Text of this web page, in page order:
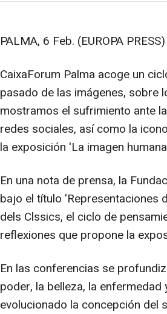
PALMA, 6 Feb. (EUROPA
CaixaForum Palma acoge un
pasado de las imágenes, sobre
mostramos el sufrimiento ante
redes sociales, así como la
la exposición 'La imagen
En una nota de prensa, la
bajo el título 'Representaciones
dels Clssics, el ciclo de
reflexiones que propone la
En las conferencias se
poder, la belleza, la
evolucionado la concepción del